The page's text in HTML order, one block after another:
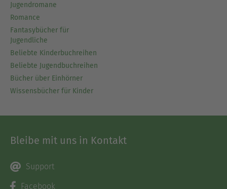
Jugendromane
Romance
Fantasybücher für
Jugendliche
Beliebte Kinderbuchreihen
Beliebte Jugendbuchreihen
Bücher über Einhörner
Wissensbücher für Kinder
Bleibe mit uns in Kontakt
Support
Facebook